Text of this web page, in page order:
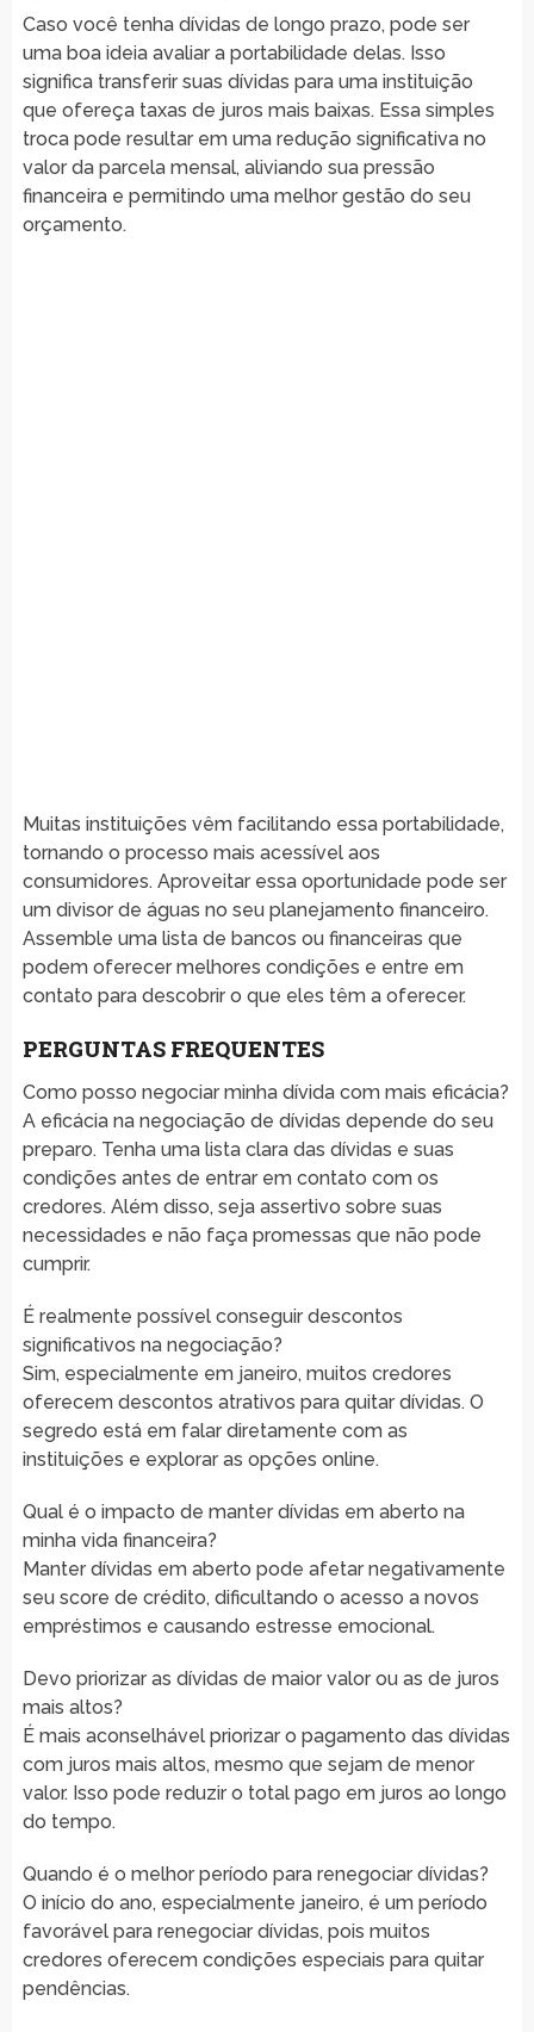
Caso você tenha dívidas de longo prazo, pode ser
uma boa ideia avaliar a portabilidade delas. Isso
significa transferir suas dívidas para uma instituição
que ofereça taxas de juros mais baixas. Essa simples
troca pode resultar em uma redução significativa no
valor da parcela mensal, aliviando sua pressão
financeira e permitindo uma melhor gestão do seu
orçamento.
Muitas instituições vêm facilitando essa portabilidade,
tornando o processo mais acessível aos
consumidores. Aproveitar essa oportunidade pode ser
um divisor de águas no seu planejamento financeiro.
Assemble uma lista de bancos ou financeiras que
podem oferecer melhores condições e entre em
contato para descobrir o que eles têm a oferecer.
PERGUNTAS FREQUENTES
Como posso negociar minha dívida com mais eficácia?
A eficácia na negociação de dívidas depende do seu
preparo. Tenha uma lista clara das dívidas e suas
condições antes de entrar em contato com os
credores. Além disso, seja assertivo sobre suas
necessidades e não faça promessas que não pode
cumprir.
É realmente possível conseguir descontos
significativos na negociação?
Sim, especialmente em janeiro, muitos credores
oferecem descontos atrativos para quitar dívidas. O
segredo está em falar diretamente com as
instituições e explorar as opções online.
Qual é o impacto de manter dívidas em aberto na
minha vida financeira?
Manter dívidas em aberto pode afetar negativamente
seu score de crédito, dificultando o acesso a novos
empréstimos e causando estresse emocional.
Devo priorizar as dívidas de maior valor ou as de juros
mais altos?
É mais aconselhável priorizar o pagamento das dívidas
com juros mais altos, mesmo que sejam de menor
valor. Isso pode reduzir o total pago em juros ao longo
do tempo.
Quando é o melhor período para renegociar dívidas?
O início do ano, especialmente janeiro, é um período
favorável para renegociar dívidas, pois muitos
credores oferecem condições especiais para quitar
pendências.